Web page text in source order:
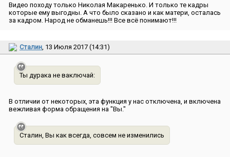
Видео походу только Николая Макаренько. И только те кадры
которые ему выгодны. А что было сказано и как матери, осталась
за кадром. Народ не обманешь!!! Все всё понимают!!!
Сталин , 13 Июля 2017 (14:31)
Ты дурака не ваключай:
В отличии от некоторых, эта функция у нас отключена, и включена
вежливая форма обращения на ″Вы.″
Сталин, Вы как всегда, совсем не изменились